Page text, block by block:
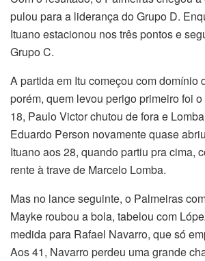
pulou para a liderança do Grupo D.
Ituano estacionou nos três pontos e
Grupo C.
A partida em Itu começou com domínio
porém, quem levou perigo primeiro foi
18, Paulo Victor chutou de fora e
Eduardo Person novamente quase
Ituano aos 28, quando partiu pra cima,
rente à trave de Marcelo Lomba.
Mas no lance seguinte, o Palmeiras
Mayke roubou a bola, tabelou com
medida para Rafael Navarro, que só
Aos 41, Navarro perdeu uma grande